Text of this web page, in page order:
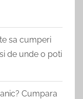
sa cumperi
de unde o poti
Cumpara